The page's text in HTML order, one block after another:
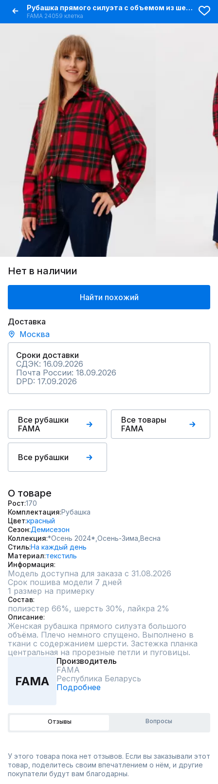
Рубашка прямого силуэта с объемом из шерстяной ткани
FAMA 24059 клетка
Нет в наличии
Найти похожий
Доставка
Москва
Сроки доставки
СДЭК: 16.09.2026
Почта России: 18.09.2026
DPD: 17.09.2026
Все рубашки
FAMA
Все товары
FAMA
Все рубашки
О товаре
Рост 170
Комплектация Рубашка
Цвет красный
Сезон Демисезон
Коллекция *Осень 2024*, Осень-Зима, Весна
СтильНа каждый день
Материал текстиль
Информация
Модель доступна для заказа с 31.08.2026
Срок пошива модели 7 дней
1 размер на примерку
Состав
полиэстер 66%, шерсть 30%, лайкра 2%
Описание
Женская рубашка прямого силуэта большого
объёма. Плечо немного спущено. Выполнено в
ткани с содержанием шерсти. Застежка планка
центральная на прорезные петли и пуговицы.
FAMA
Производитель
FAMA
Республика Беларусь
Подробнее
Отзывы Вопросы
У этого товара пока нет отзывов. Если вы заказывали этот
товар, поделитесь своим впечатлением о нём, и другие
покупатели будут вам благодарны.